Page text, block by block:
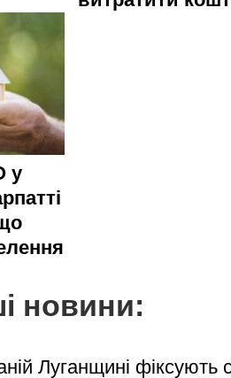
у
новини:
Луганщині фіксують